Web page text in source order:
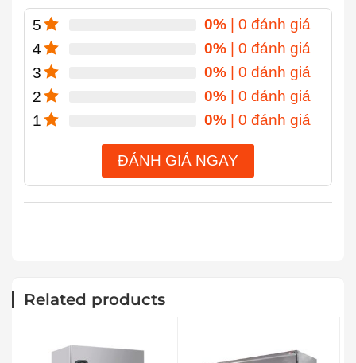
5 0% | 0 đánh giá
4
0% | 0 đánh giá
3
0% | 0 đánh giá
2
0% | 0 đánh giá
1
0% | 0 đánh giá
ĐÁNH GIÁ NGAY
Related products